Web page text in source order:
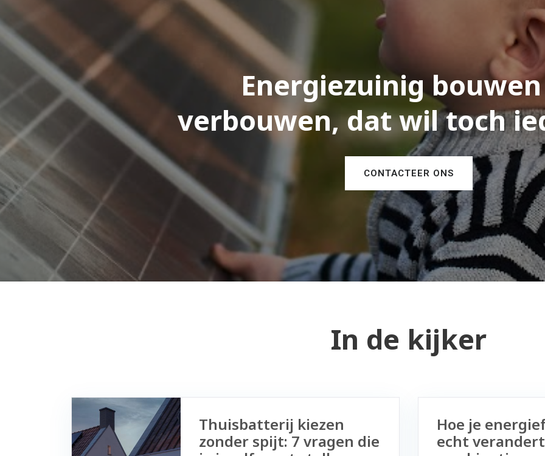
Energiezuinig
verbouwen, dat wil toch
CONTACTEER ONS
In de kijker
Thuisbatterij kiezen
zonder spijt: 7 vragen die
Hoe je
echt